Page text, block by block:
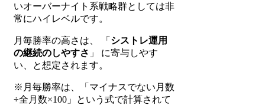
いオーバーナイト系戦略群としては非
常にハイレベルです。
月毎勝率の高さは、 「 シストレ運用
の継続のしやすさ 」 に寄与しやす
い、と想定されます。
※月毎勝率は、「マイナスでない月数
÷全月数×100」という式で計算されて